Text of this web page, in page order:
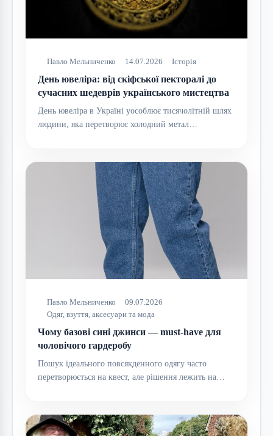
Павло Мельниченко 14.07.2026 Історія
День ювеліра: від скіфської пекторалі до
сучасних шедеврів українського мистецтва
День ювеліра в Україні уособлює тисячолітній шлях
людини, яка перетворює холодний метал…
Павло Мельниченко
09.07.2026
Одяг, взуття, аксесуари та мода
Чому базові сині джинси — must-have для
чоловічого гардеробу
Пошук ідеального повсякденного одягу часто
перетворюється на квест, але рішення лежить на…